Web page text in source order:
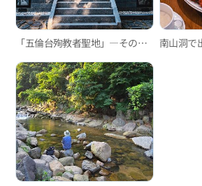
「五倫台殉教者聖地」―その信念と自己犠牲の足跡を辿って